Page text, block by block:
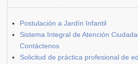
Postulación a Jardín Infantil
Sistema Integral de Atención
Contáctenos
Solicitud de práctica profesional de